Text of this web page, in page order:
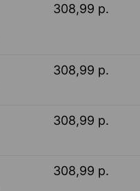
308,99 р.
308,99 р.
308,99 р.
308,99 р.